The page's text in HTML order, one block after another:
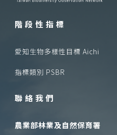
階段性指標
愛知生物多樣性目標 Aichi
指標類別 PSBR
聯絡我們
農業部林業及自然保育署